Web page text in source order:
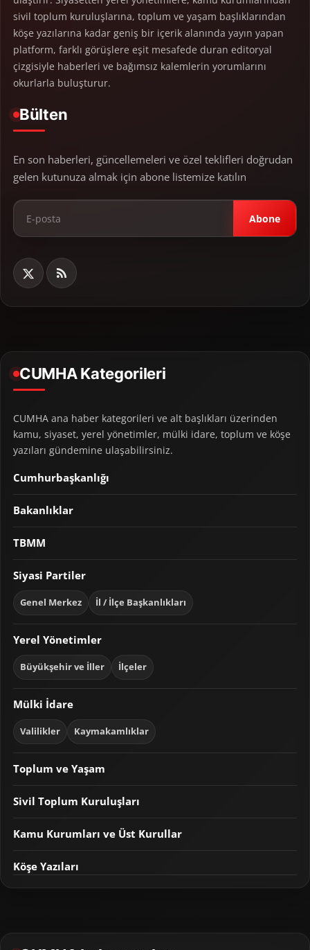
sivil toplum kuruluşlarına, toplum ve yaşam başlıklarından
köşe yazılarına kadar geniş bir içerik alanında yayın yapan
platform, farklı görüşlere eşit mesafede duran editoryal
çizgisiyle haberleri ve bağımsız kalemlerin yorumlarını
okurlarla buluşturur.
Bülten
En son haberleri, güncellemeleri ve özel teklifleri doğrudan
gelen kutunuza almak için abone listemize katılın
Abone
CUMHA Kategorileri
CUMHA ana haber kategorileri ve alt başlıkları üzerinden
kamu, siyaset, yerel yönetimler, mülki idare, toplum ve köşe
yazıları gündemine ulaşabilirsiniz.
Cumhurbaşkanlığı
Bakanlıklar
TBMM
Siyasi Partiler
Genel Merkez İl / İlçe Başkanlıkları
Yerel Yönetimler
Büyükşehir ve İller İlçeler
Mülki İdare
Valilikler Kaymakamlıklar
Toplum ve Yaşam
Sivil Toplum Kuruluşları
Kamu Kurumları ve Üst Kurullar
Köşe Yazıları